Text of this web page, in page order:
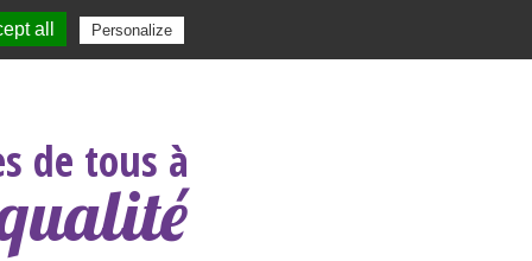
de tous à
Contact | |
all Personalize